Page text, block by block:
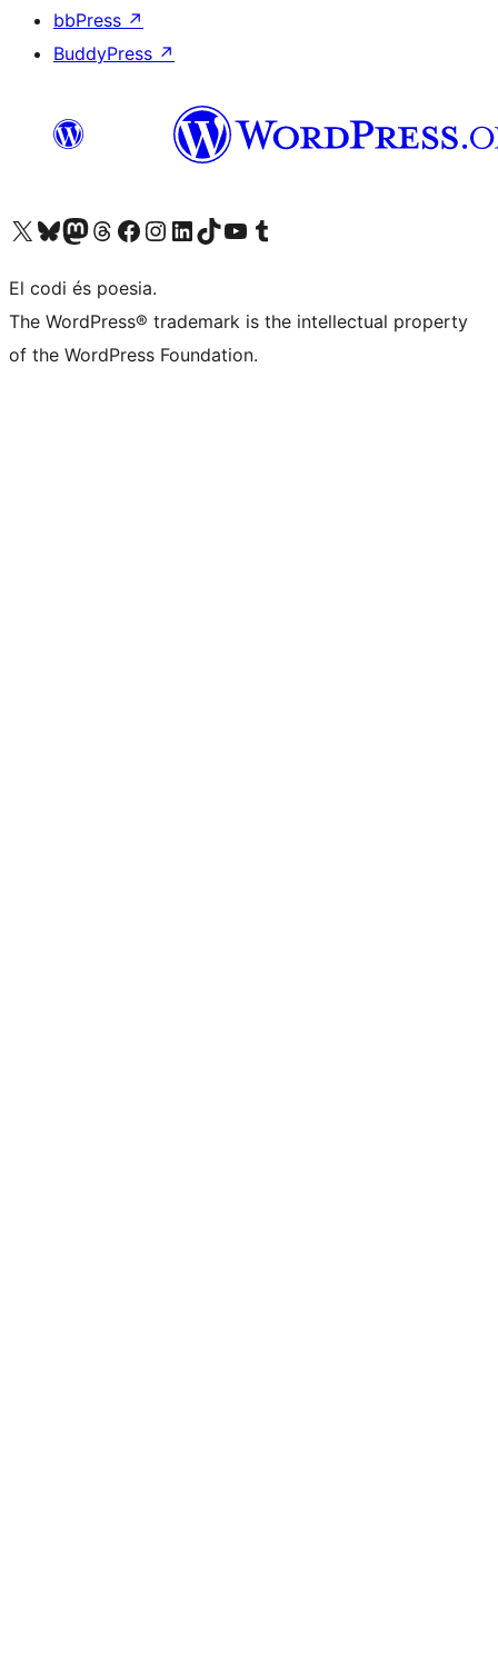
bbPress ↗
BuddyPress ↗
Visiteu el nostre compte X (abans Twitter)
Visiteu el nostre compte de Bluesky
Visiteu el nostre compte al Mastodon
Visiteu el nostre compte de Threads
Visiteu la nostra pàgina al Facebook
Visiteu el nostre compte d'Instagram
Visiteu el nostre compte de LinkedIn
Visiteu el nostre compte de TikTok
Visiteu el nostre canal al YouTube
Visiteu el nostre compte de Tumblr
El codi és poesia.
The WordPress® trademark is the intellectual property
of the WordPress Foundation.